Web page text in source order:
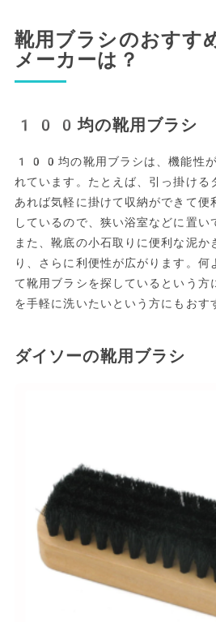
靴用ブラシのおすす
メーカーは？
100均の靴用ブラシ
100均の靴用ブラシは、機能性が
れています。たとえば、引っ掛ける
あれば気軽に掛けて収納ができて便
しているので、狭い浴室などに置い
また、靴底の小石取りに便利な泥か
り、さらに利便性が広がります。何
て靴用ブラシを探しているという方
を手軽に洗いたいという方にもおす
ダイソーの靴用ブラシ